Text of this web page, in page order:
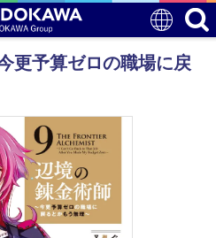
予算ゼロの職場に戻